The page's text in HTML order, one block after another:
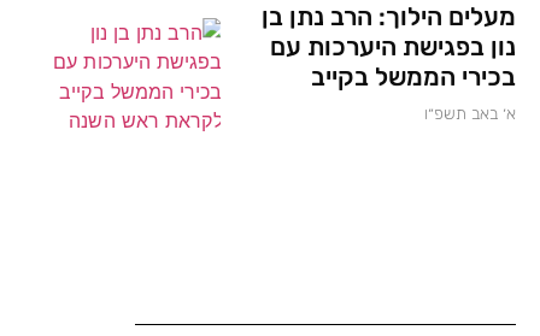
מעלים הילוך: הרב נתן בן
נון בפגישת היערכות עם
בכירי הממשל בקייב
א׳ באב תשפ״ו